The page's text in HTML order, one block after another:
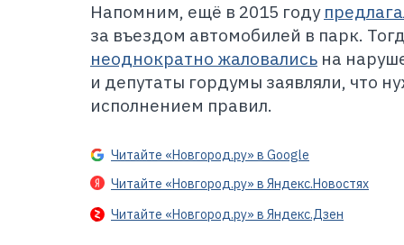
Напомним, ещё в 2015 году
за въездом автомобилей в парк.
неоднократно жаловались на
и депутаты гордумы заявляли, что
исполнением правил.
Читайте «Новгород.ру» в Google
Читайте «Новгород.ру» в Яндекс.Новостях
Читайте «Новгород.ру» в Яндекс.Дзен